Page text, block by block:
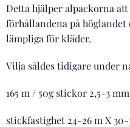
Detta hjälper alpackorna
förhållandena på
lämpliga för kläder.
Vilja såldes tidigare under
165 m / 50g stickor 2,5-3 mm
stickfastighet 24-26 m X 30-